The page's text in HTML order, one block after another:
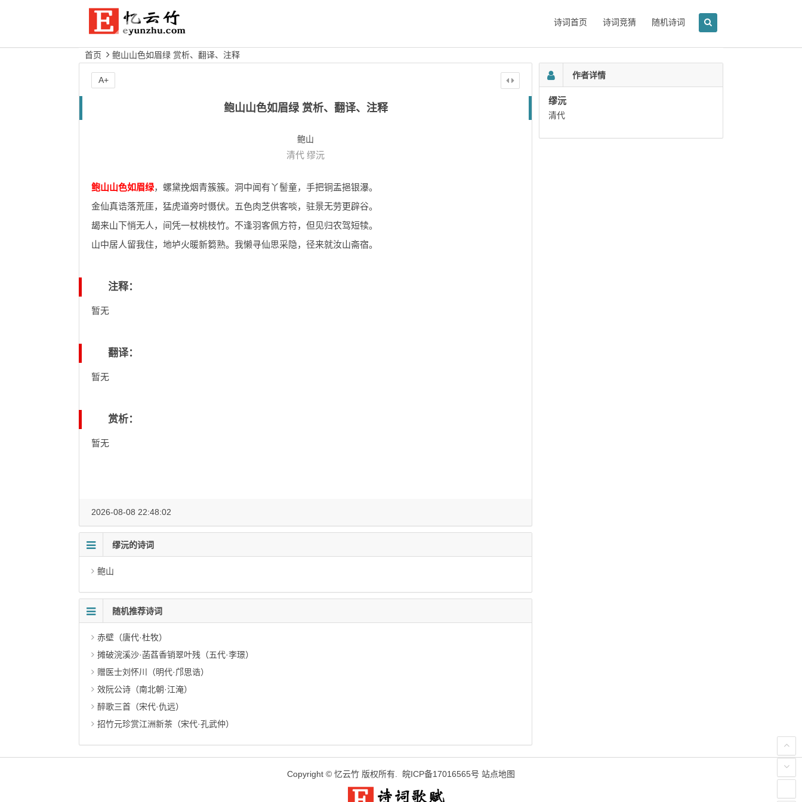
诗词首页 诗词竞猜 随机诗词
首页 鲍山山色如眉绿 赏析、翻译、注释
鲍山山色如眉绿 赏析、翻译、注释
鲍山
清代 缪沅
鲍山山色如眉绿，螺黛挽烟青簇簇。洞中闻有丫髻童，手把铜盂挹银瀑。
金仙真诰落荒厓，猛虎道旁时慑伏。五色肉芝供客啖，驻景无劳更辟谷。
朅来山下悄无人，间凭一杖桃枝竹。不逢羽客佩方符，但见归农驾短犊。
山中居人留我住，地垆火暖新篘熟。我懒寻仙思采隐，径来就汝山斋宿。
注释：
暂无
翻译：
暂无
赏析：
暂无
A+
2026-08-08 22:48:02
缪沅的诗词
鲍山
随机推荐诗词
赤壁（唐代·杜牧）
摊破浣溪沙·菡萏香销翠叶残（五代·李璟）
赠医士刘怀川（明代·邝思诰）
效阮公诗（南北朝·江淹）
醉歌三首（宋代·仇远）
招竹元珍赏江洲新茶（宋代·孔武仲）
作者详情
缪沅
清代
Copyright © 忆云竹 版权所有. 皖ICP备17016565号 站点地图